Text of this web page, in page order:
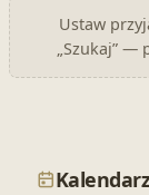
Ustaw
„Szukaj” —